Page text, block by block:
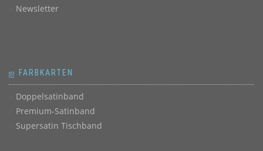
Newsletter
ஐ FARBKARTEN
Doppelsatinband
Premium-Satinband
Supersatin Tischband